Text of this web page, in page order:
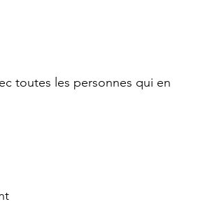
toutes les personnes qui en